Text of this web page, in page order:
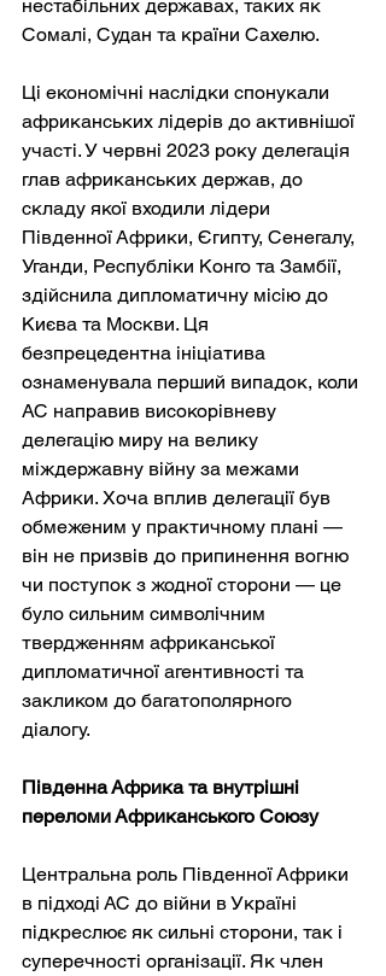
нестабільних державах, таких як
Сомалі, Судан та країни Сахелю.
Ці економічні наслідки спонукали
африканських лідерів до активнішої
участі. У червні 2023 року делегація
глав африканських держав, до
складу якої входили лідери
Південної Африки, Єгипту, Сенегалу,
Уганди, Республіки Конго та Замбії,
здійснила дипломатичну місію до
Києва та Москви. Ця
безпрецедентна ініціатива
ознаменувала перший випадок, коли
АС направив високорівневу
делегацію миру на велику
міждержавну війну за межами
Африки. Хоча вплив делегації був
обмеженим у практичному плані —
він не призвів до припинення вогню
чи поступок з жодної сторони — це
було сильним символічним
твердженням африканської
дипломатичної агентивності та
закликом до багатополярного
діалогу.
Південна Африка та внутрішні
переломи Африканського Союзу
Центральна роль Південної Африки
в підході АС до війни в Україні
підкреслює як сильні сторони, так і
суперечності організації. Як член